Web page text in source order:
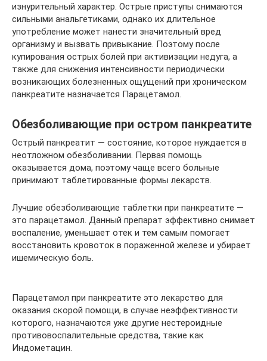
изнурительный характер. Острые приступы снимаются
сильными анальгетиками, однако их длительное
употребление может нанести значительный вред
организму и вызвать привыкание. Поэтому после
купирования острых болей при активизации недуга, а
также для снижения интенсивности периодически
возникающих болезненных ощущений при хроническом
панкреатите назначается Парацетамол.
Обезболивающие при остром панкреатите
Острый панкреатит — состояние, которое нуждается в
неотложном обезболивании. Первая помощь
оказывается дома, поэтому чаще всего больные
принимают таблетированные формы лекарств.
Лучшие обезболивающие таблетки при панкреатите —
это парацетамол. Данный препарат эффективно снимает
воспаление, уменьшает отек и тем самым помогает
восстановить кровоток в пораженной железе и убирает
ишемическую боль.
Парацетамол при панкреатите это лекарство для
оказания скорой помощи, в случае неэффективности
которого, назначаются уже другие нестероидные
противовоспалительные средства, такие как
Индометацин.